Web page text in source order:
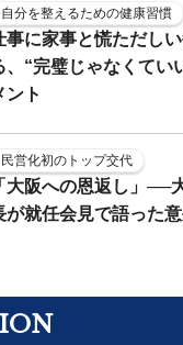
自分を整えるための健康習慣
事に家事と慌ただし
、“完璧じゃなくてい
ント
民営化初のトップ交代
大阪への恩返し」──
が就任会見で語った